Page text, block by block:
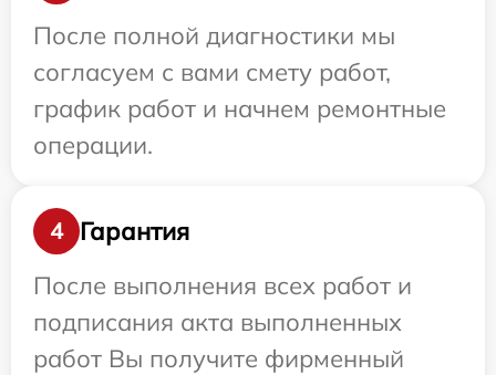
После полной диагностики мы
согласуем с вами смету работ,
график работ и начнем ремонтные
операции.
4
Гарантия
После выполнения всех работ и
подписания акта выполненных
работ Вы получите фирменный